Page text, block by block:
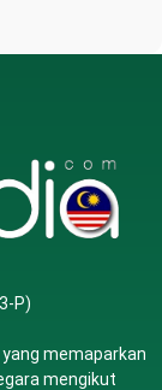
P)
memaparkan
mengikut